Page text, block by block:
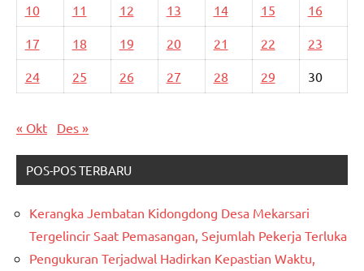
10 11 12 13 14 15 16
17 18 19 20 21 22 23
24 25 26 27 28 29 30
« Okt Des »
POS-POS TERBARU
Kerangka Jembatan Kidongdong Desa Mekarsari
Tergelincir Saat Pemasangan, Sejumlah Pekerja Terluka
Pengukuran Terjadwal Hadirkan Kepastian Waktu,